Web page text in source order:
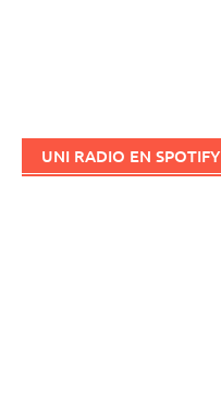
UNI RADIO EN SPOTIFY